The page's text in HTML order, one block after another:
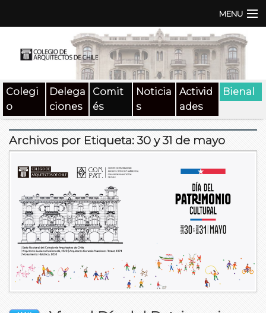
MENU
Documentos
SAT
Beneficios
Medios
Contacto
Colegi
o
Delega
ciones
Comit
és
Noticia
s
Activid
ades
Bienal
Archivos por Etiqueta:30 y 31 de mayo